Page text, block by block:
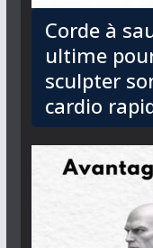
Corde à
ultime
sculpter
cardio